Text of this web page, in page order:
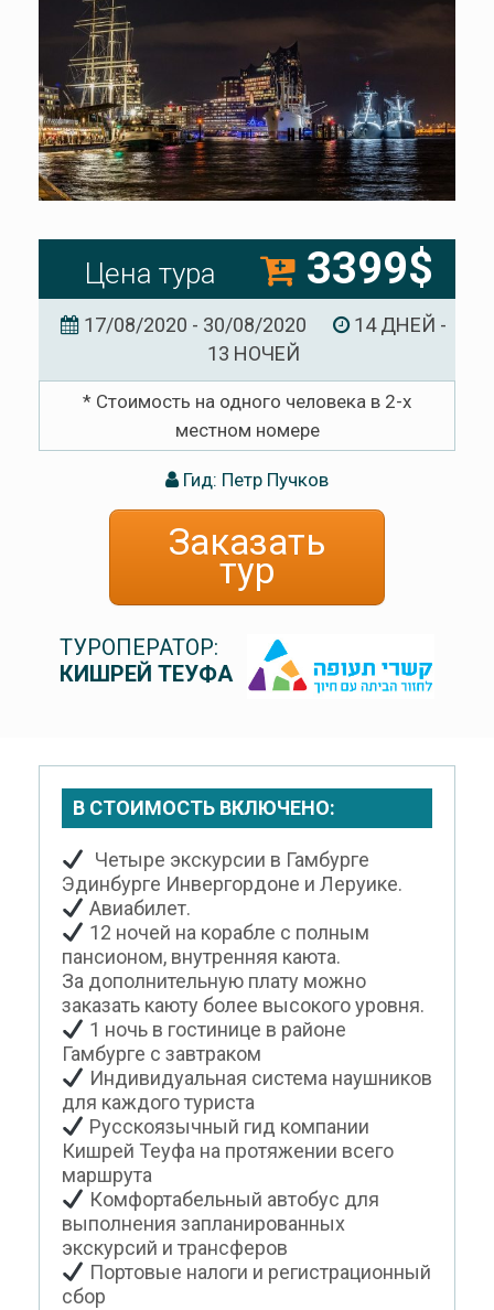
Цена тура 3399$
17/08/2020 - 30/08/2020
14 ДНЕЙ -
13 НОЧЕЙ
* Стоимость на одного человека в 2-х
местном номере
Гид: Петр Пучков
Заказать
тур
ТУРОПЕРАТОР:
КИШРЕЙ ТЕУФА
В СТОИМОСТЬ ВКЛЮЧЕНО:
Четыре экскурсии в Гамбурге
Эдинбурге Инвергордоне и Леруике.
Авиабилет.
12 ночей на корабле с полным
пансионом, внутренняя каюта.
За дополнительную плату можно
заказать каюту более высокого уровня.
1 ночь в гостинице в районе
Гамбурге с завтраком
Индивидуальная система наушников
для каждого туриста
Русскоязычный гид компании
Кишрей Теуфа на протяжении всего
маршрута
Комфортабельный автобус для
выполнения запланированных
экскурсий и трансферов
Портовые налоги и регистрационный
сбор